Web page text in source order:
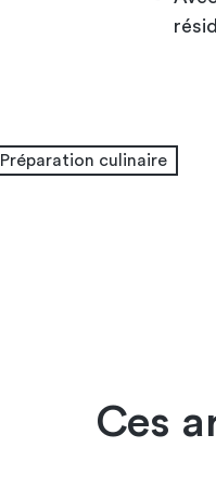
Préparation culinaire
Ces